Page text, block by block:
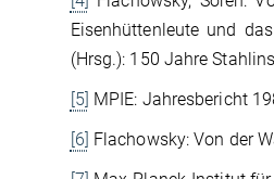
Eisenhüttenleute und
(Hrsg.): 150 Jahre
[5] MPIE: Jahresbericht
[6] Flachowsky: Von der